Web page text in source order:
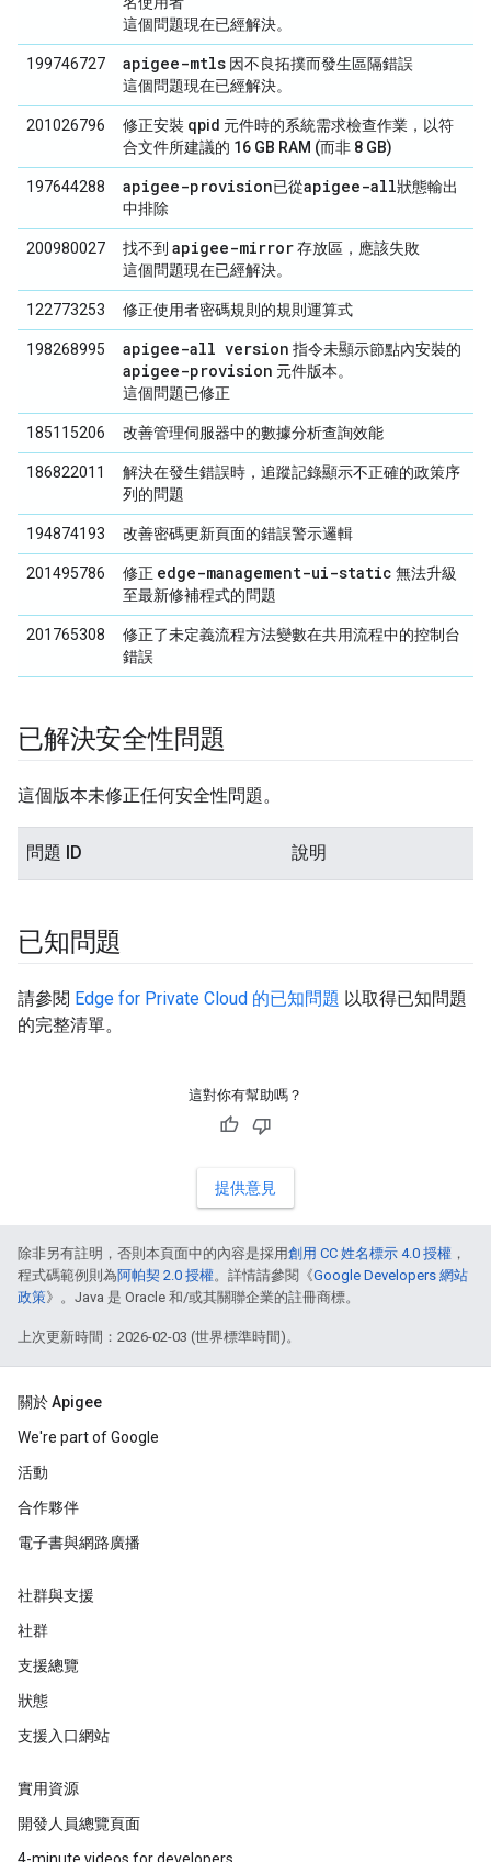
這個問題現在已經解決。
199746727 apigee-mtls 因不良拓撲而發生區隔錯誤
這個問題現在已經解決。
201026796
修正安裝 qpid 元件時的系統需求檢查作業，以符
合文件所建議的 16 GB RAM (而非 8 GB)
197644288 apigee-provision已從apigee-all狀態輸出
中排除
200980027 找不到 apigee-mirror存放區，應該失敗
這個問題現在已經解決。
122773253 修正使用者密碼規則的規則運算式
198268995 apigee-all version 指令未顯示節點內安裝的
apigee-provision 元件版本。
這個問題已修正
185115206 改善管理伺服器中的數據分析查詢效能
186822011
解決在發生錯誤時，追蹤記錄顯示不正確的政策序
列的問題
194874193 改善密碼更新頁面的錯誤警示邏輯
201495786 修正 edge-management-ui-static 無法升級
至最新修補程式的問題
201765308
修正了未定義流程方法變數在共用流程中的控制台
錯誤
已解決安全性問題
這個版本未修正任何安全性問題。
問題 ID 說明
已知問題
請參閱 Edge for Private Cloud 的已知問題 以取得已知問題
的完整清單。
這對你有幫助嗎？
提供意見
除非另有註明，否則本頁面中的內容是採用創用 CC 姓名標示 4.0 授權 ，
程式碼範例則為阿帕契 2.0 授權。詳情請參閱《Google Developers 網站
政策》。Java 是 Oracle 和/或其關聯企業的註冊商標。
上次更新時間：2026-02-03 (世界標準時間)。
關於 Apigee
We're part of Google
活動
合作夥伴
電子書與網路廣播
社群與支援
社群
支援總覽
狀態
支援入口網站
實用資源
開發人員總覽頁面